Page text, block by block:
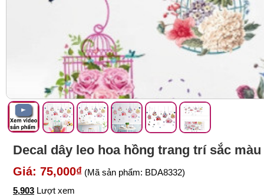
Decal dây leo hoa hồng trang trí sắc
Giá: 75,000₫ (Mã sản phẩm: BDA8332)
5,903 Lượt xem